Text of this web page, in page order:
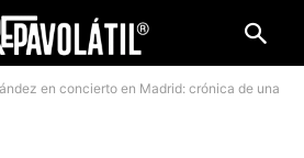
en concierto en Madrid: crónica de una